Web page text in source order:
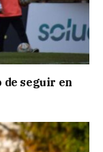
de seguir en